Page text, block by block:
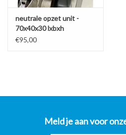
neutrale opzet unit -
70x40x30 lxbxh
€95,00
Meld je aan voor